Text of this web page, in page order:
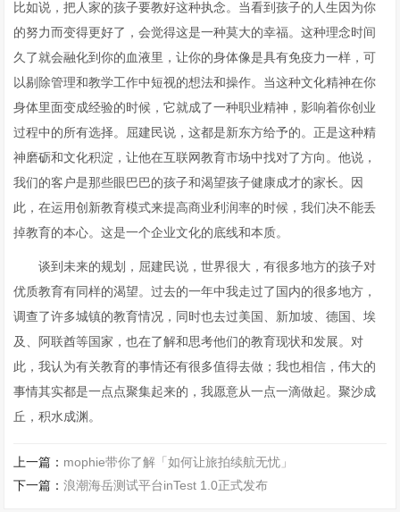
比如说，把人家的孩子要教好这种执念。当看到孩子的人生因为你
的努力而变得更好了，会觉得这是一种莫大的幸福。这种理念时间
久了就会融化到你的血液里，让你的身体像是具有免疫力一样，可
以剔除管理和教学工作中短视的想法和操作。当这种文化精神在你
身体里面变成经验的时候，它就成了一种职业精神，影响着你创业
过程中的所有选择。屈建民说，这都是新东方给予的。正是这种精
神磨砺和文化积淀，让他在互联网教育市场中找对了方向。他说，
我们的客户是那些眼巴巴的孩子和渴望孩子健康成才的家长。因
此，在运用创新教育模式来提高商业利润率的时候，我们决不能丢
掉教育的本心。这是一个企业文化的底线和本质。
谈到未来的规划，屈建民说，世界很大，有很多地方的孩子对
优质教育有同样的渴望。过去的一年中我走过了国内的很多地方，
调查了许多城镇的教育情况，同时也去过美国、新加坡、德国、埃
及、阿联酋等国家，也在了解和思考他们的教育现状和发展。对
此，我认为有关教育的事情还有很多值得去做；我也相信，伟大的
事情其实都是一点点聚集起来的，我愿意从一点一滴做起。聚沙成
丘，积水成渊。
上一篇： mophie带你了解「如何让旅拍续航无忧」
下一篇：浪潮海岳测试平台inTest 1.0正式发布